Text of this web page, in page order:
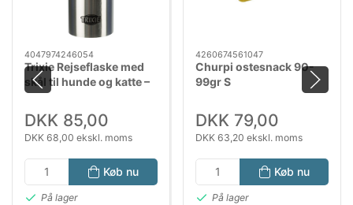
4047974246054
Trixie Rejseflaske med
skål til hunde og katte –
300 ml
DKK 85,00
DKK 68,00 ekskl. moms
Køb nu
På lager
4260674561047
Churpi ostesnack 90-
99gr S
DKK 79,00
DKK 63,20 ekskl. moms
Køb nu
På lager